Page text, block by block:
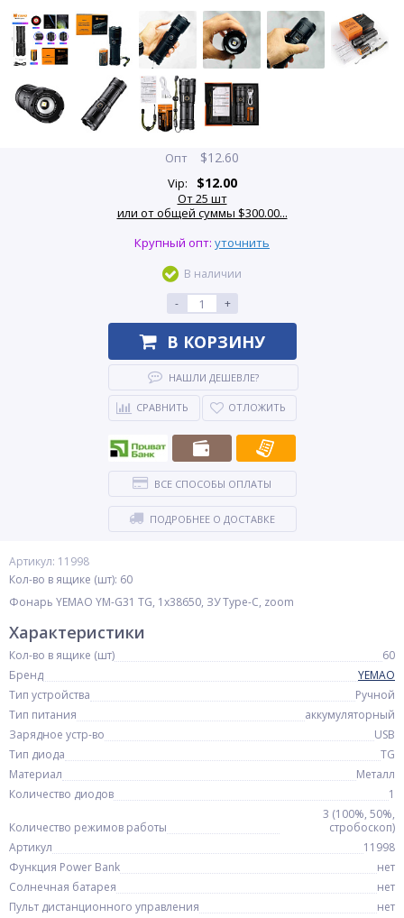
Артикул: 11998
Кол-во в ящике (шт): 60
Фонарь YEMAO YM-G31 TG, 1x38650, ЗУ Type-C, zoom
Опт $12.60
Vip: $12.00
От 25 шт
или от общей суммы $300.00...
Крупный опт: уточнить
В наличии
-
+
В КОРЗИНУ
НАШЛИ ДЕШЕВЛЕ?
СРАВНИТЬ ОТЛОЖИТЬ
ВСЕ СПОСОБЫ ОПЛАТЫ
ПОДРОБНЕЕ О ДОСТАВКЕ
Характеристики
Кол-во в ящике (шт)
60
Бренд
YEMAO
Тип устройства
Ручной
Тип питания
аккумуляторный
Зарядное устр-во
USB
Тип диода
TG
Материал
Металл
Количество диодов
1
Количество режимов работы
3 (100%, 50%,
стробоскоп)
Артикул
11998
Функция Power Bank
нет
Солнечная батарея
нет
Пульт дистанционного управления
нет